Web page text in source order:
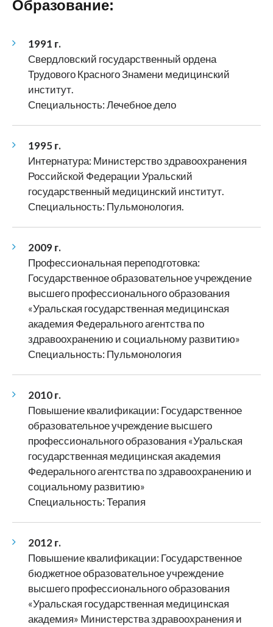
Образование:
1991 г.
Свердловский государственный ордена
Трудового Красного Знамени медицинский
институт.
Специальность: Лечебное дело
1995 г.
Интернатура: Министерство здравоохранения
Российской Федерации Уральский
государственный медицинский институт.
Специальность: Пульмонология.
2009 г.
Профессиональная переподготовка:
Государственное образовательное учреждение
высшего профессионального образования
«Уральская государственная медицинская
академия Федерального агентства по
здравоохранению и социальному развитию»
Специальность: Пульмонология
2010 г.
Повышение квалификации: Государственное
образовательное учреждение высшего
профессионального образования «Уральская
государственная медицинская академия
Федерального агентства по здравоохранению и
социальному развитию»
Специальность: Терапия
2012 г.
Повышение квалификации: Государственное
бюджетное образовательное учреждение
высшего профессионального образования
«Уральская государственная медицинская
академия» Министерства здравоохранения и